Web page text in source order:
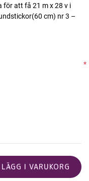
för att få 21 m x 28 v i
cm) nr 3 –
*
LÄGG I VARUKORG